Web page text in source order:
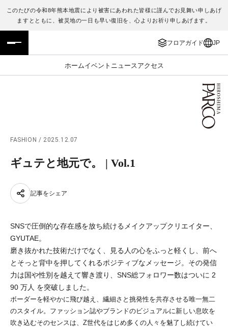
このたびの令和8年熊本地震により被害にあわれた皆様に謹んでお見舞い申しあげ
ますとともに、被災地の一日も早い復旧を、心よりお祈り申しあげます。
フロアガイド JP
ホームイベント ニュース アクセス
フロアガイド
施設案内・アクセス
PARCOメンバーズ
ENGLISH
繁体字
FASHION / 2025.12.07
ギュテと地元で。 | Vol.1
記事をシェア
SNSで圧倒的な存在感を放ち続けるメイクアップクリエイター、
GYUTAE。
磨き抜かれた技術だけでなく、見る人の心をふっと軽くし、前へ
とそっと背中を押してくれるポジティブなメッセージ。その発信
力は国や性別を越えて響き渡り、SNS総フォロワー数はついに 2
90 万人 を突破しました。
ボーダーを軽やかに飛び越え、繊細さと挑発性を共存させる唯一無二
のスタイル。ファッション誌やブランドのビジュアルに新しい息吹を
吹き込むそのセンスは、Z世代をはじめ多くの人々を魅了し続けてい